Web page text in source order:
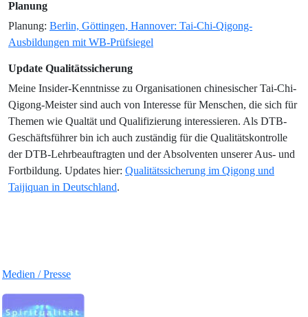
Planung
Planung: Berlin, Göttingen, Hannover: Tai-Chi-Qigong-
Ausbildungen mit WB-Prüfsiegel
Update Qualitätssicherung
Meine Insider-Kenntnisse zu Organisationen chinesischer Tai-Chi-
Qigong-Meister sind auch von Interesse für Menschen, die sich für
Themen wie Qualtät und Qualifizierung interessieren. Als DTB-
Geschäftsführer bin ich auch zuständig für die Qualitätskontrolle
der DTB-Lehrbeauftragten und der Absolventen unserer Aus- und
Fortbildung. Updates hier: Qualitätssicherung im Qigong und
Taijiquan in Deutschland.
Medien / Presse